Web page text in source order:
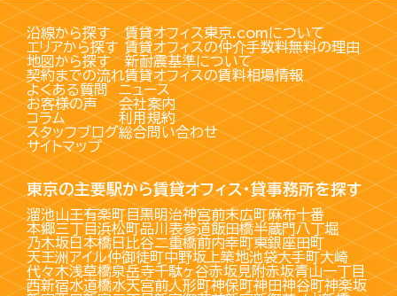
沿線から探す
エリアから探す
地図から探す
契約までの流れ
賃貸オフィス東京.comについて
賃貸オフィスの仲介手数料無料の理由
新耐震基準について
賃貸オフィスの賃料相場情報
よくある質問
お客様の声
コラム
スタッフブログ
サイトマップ
ニュース
会社案内
利用規約
総合問い合わせ
東京の主要駅から賃貸オフィス・貸事務所を探す
溜池山王有楽町目黒明治神宮前末広町麻布十番
本郷三丁目浜松町品川 表参道飯田橋半蔵門八丁堀
乃木坂日本橋日比谷二重橋前内幸町東銀座田町
天王洲アイル仲御徒町中野坂上築地池袋大手町大崎
代々木浅草橋泉岳寺千駄ヶ谷赤坂見附赤坂青山一丁目
西新宿水道橋水天宮前人形町神保町神田神谷町神楽坂